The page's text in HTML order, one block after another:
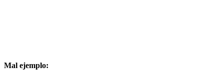
Mal ejemplo: